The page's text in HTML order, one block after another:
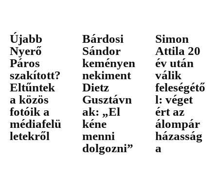
Újabb
Nyerő
Páros
szakított?
Eltűntek
a közös
fotóik a
médiafelü
letekről
Bárdosi
Sándor
keményen
nekiment
Dietz
Gusztávn
ak: „El
kéne
menni
dolgozni”
Simon
Attila 20
év után
válik
feleségétő
l: véget
ért az
álompár
házasság
a